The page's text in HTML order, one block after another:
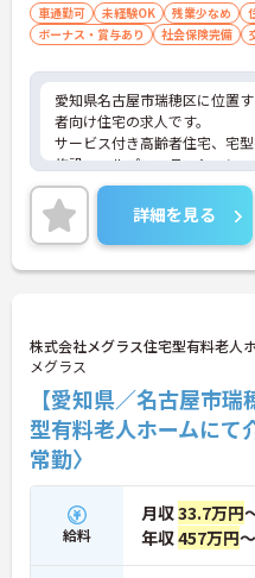
車通勤可 未経験OK 残業少なめ
ボーナス・賞与あり
社会保険完備
愛知県名古屋市瑞穂区に位置
者向け住宅の求人です。
サービス付き高齢者住宅、宅
施設、ヘルパーステーション
看護、居宅介護支援事業、福
した事業展開をされております
ため、様々な経験を積み、キ
人となっております。
ご興味をお持ちの方には詳細
詳細を見る
株式会社メグラス住宅型有料老
メグラス
【愛知県／名古屋市
型有料老人ホームにて
常勤〉
給料
月収33.7万円
年収457万円